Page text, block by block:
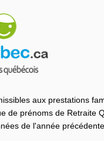
aux prestations
de prénoms de Retraite
de l'année précédente.